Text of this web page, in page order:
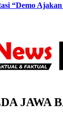
“Demo
JAWA